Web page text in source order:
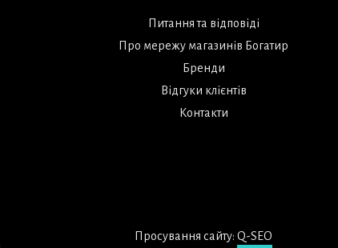
Питання та відповіді
Про мережу магазинів Богатир
Бренди
Відгуки клієнтів
Контакти
Просування сайту: Q-SEO